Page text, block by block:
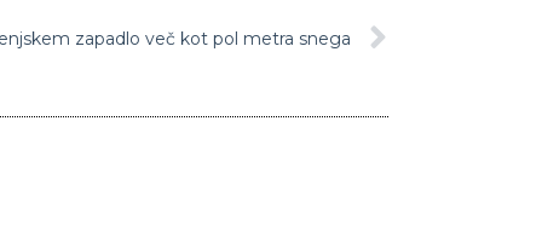
zapadlo več kot pol metra snega